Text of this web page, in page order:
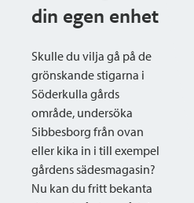
din egen enhet
Skulle du vilja gå på de
grönskande stigarna i
Söderkulla gårds
område, undersöka
Sibbesborg från ovan
eller kika in i till exempel
gårdens sädesmagasin?
Nu kan du fritt bekanta